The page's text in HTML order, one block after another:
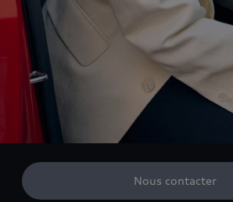
Nous contacter